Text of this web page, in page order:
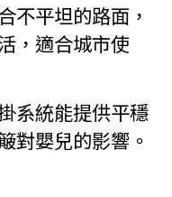
不平坦的路面，
，適合城市使
系統能提供平穩
對嬰兒的影響。